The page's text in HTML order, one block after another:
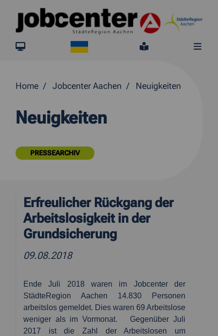
Springe direkt zum Inhalt
jobcenter.digital
Leichte
Home Jobcenter Aachen Neuigkeiten
Neuigkeiten
PRESSEARCHIV
Erfreulicher Rückgang der
Arbeitslosigkeit in der
Grundsicherung
09.08.2018
Ende Juli 2018 waren im Jobcenter der
StädteRegion Aachen 14.830 Personen
arbeitslos gemeldet. Dies waren 69 Arbeitslose
weniger als im Vormonat.
Gegenüber Juli
2017 ist die Zahl der Arbeitslosen um